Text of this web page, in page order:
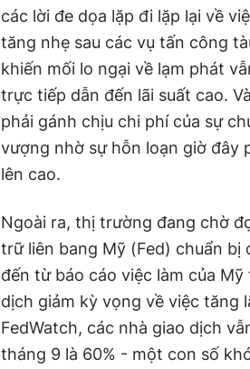
các lời đe dọa lặp đi lặp lại về
tăng nhẹ sau các vụ tấn công
khiến mối lo ngại về lạm phát
trực tiếp dẫn đến lãi suất cao.
phải gánh chịu chi phí của sự
vượng nhờ sự hỗn loạn giờ đây
lên cao.
Ngoài ra, thị trường đang chờ
trữ liên bang Mỹ (Fed) chuẩn
đến từ báo cáo việc làm của
dịch giảm kỳ vọng về việc tăng
FedWatch, các nhà giao dịch
tháng 9 là 60% - một con số